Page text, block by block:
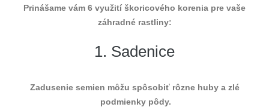
Prinášame vám 6 využití škoricového korenia pre vaše
záhradné rastliny:
1. Sadenice
Zadusenie semien môžu spôsobiť rôzne huby a zlé
podmienky pôdy.